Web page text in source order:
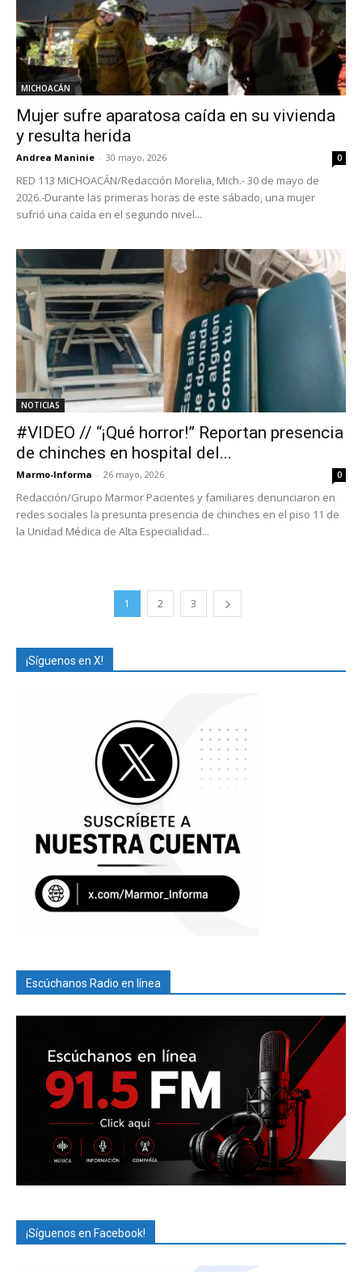
MICHOACÁN
Mujer sufre aparatosa caída en su vivienda
y resulta herida
Andrea Maninie - 30 mayo, 2026 0
RED 113 MICHOACÁN/Redacción Morelia, Mich.- 30 de mayo de
2026.-Durante las primeras horas de este sábado, una mujer
sufrió una caída en el segundo nivel...
NOTICIAS
#VIDEO // “¡Qué horror!” Reportan presencia
de chinches en hospital del...
Marmo-Informa - 26 mayo, 2026 0
Redacción/Grupo Marmor Pacientes y familiares denunciaron en
redes sociales la presunta presencia de chinches en el piso 11 de
la Unidad Médica de Alta Especialidad...
1 2 3
¡Síguenos en X!
Escúchanos Radio en línea
¡Síguenos en Facebook!